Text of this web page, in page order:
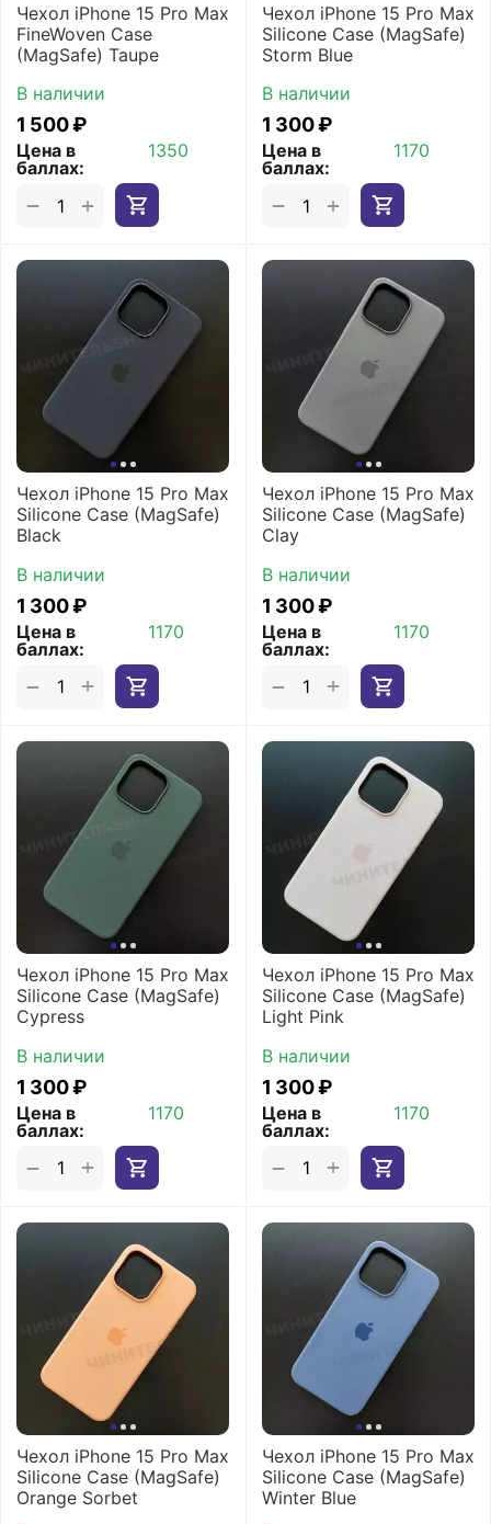
Чехол iPhone 15 Pro Max
FineWoven Case
(MagSafe) Taupe
В наличии
1 500₽
Цена в
баллах:
1350
+
−
Чехол iPhone 15 Pro Max
Silicone Case (MagSafe)
Storm Blue
В наличии
1 300₽
Цена в
баллах:
1170
+
−
Чехол iPhone 15 Pro Max
Silicone Case (MagSafe)
Black
В наличии
1 300₽
Цена в
баллах:
1170
+
−
Чехол iPhone 15 Pro Max
Silicone Case (MagSafe)
Clay
В наличии
1 300₽
Цена в
баллах:
1170
+
−
Чехол iPhone 15 Pro Max
Silicone Case (MagSafe)
Cypress
В наличии
1 300₽
Цена в
баллах:
1170
+
−
Чехол iPhone 15 Pro Max
Silicone Case (MagSafe)
Light Pink
В наличии
1 300₽
Цена в
баллах:
1170
+
−
Чехол iPhone 15 Pro Max
Silicone Case (MagSafe)
Orange Sorbet
Чехол iPhone 15 Pro Max
Silicone Case (MagSafe)
Winter Blue